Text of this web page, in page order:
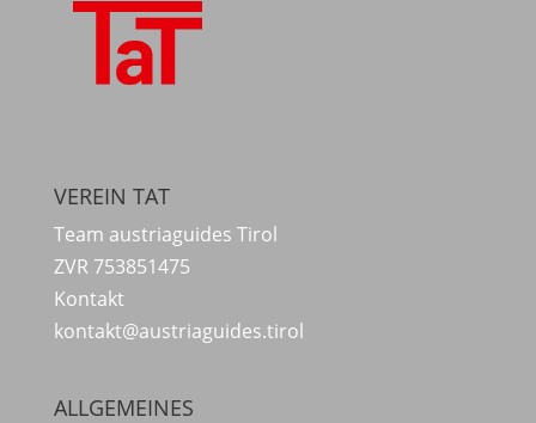
VEREIN TAT
Team austriaguides Tirol
ZVR 753851475
Kontakt
kontakt@austriaguides.tirol
ALLGEMEINES